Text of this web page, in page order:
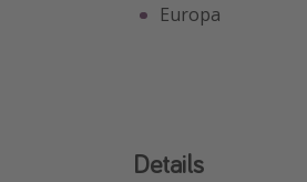
Europa
Details